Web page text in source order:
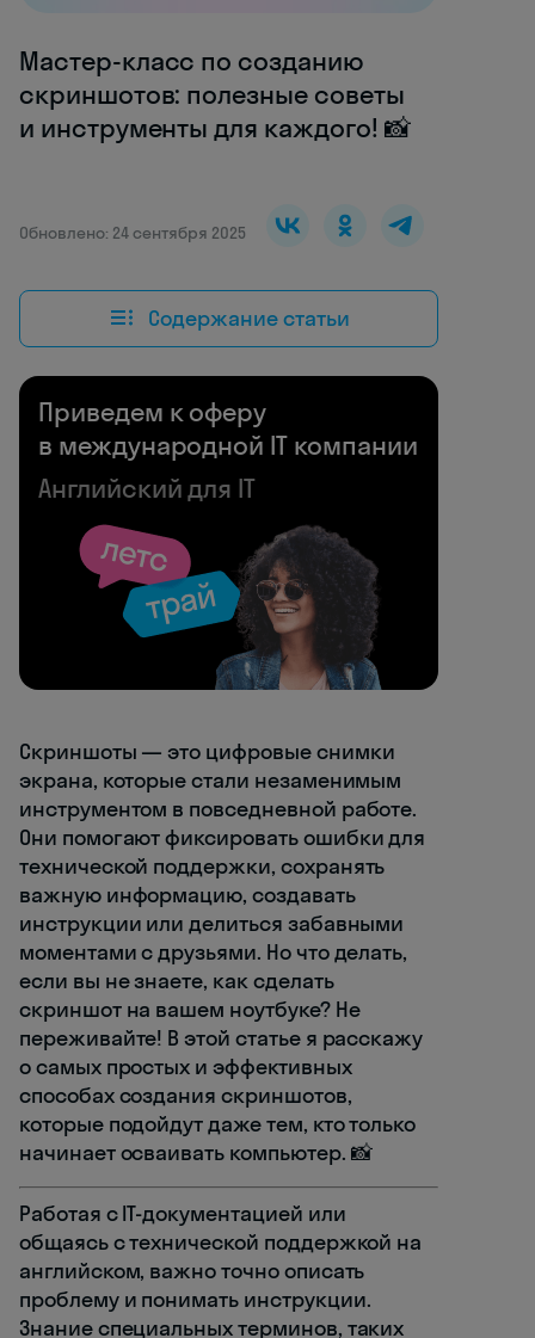
Мастер-класс по созданию
скриншотов: полезные советы
и инструменты для каждого! 📸
Обновлено: 24 сентября 2025
Содержание статьи
Приведем к оферу
в международной IT компании
Английский для IT
Скриншоты — это цифровые снимки
экрана, которые стали незаменимым
инструментом в повседневной работе.
Они помогают фиксировать ошибки для
технической поддержки, сохранять
важную информацию, создавать
инструкции или делиться забавными
моментами с друзьями. Но что делать,
если вы не знаете, как сделать
скриншот на вашем ноутбуке? Не
переживайте! В этой статье я расскажу
о самых простых и эффективных
способах создания скриншотов,
которые подойдут даже тем, кто только
начинает осваивать компьютер. 📸
Работая с IT-документацией или
общаясь с технической поддержкой на
английском, важно точно описать
проблему и понимать инструкции.
Знание специальных терминов, таких